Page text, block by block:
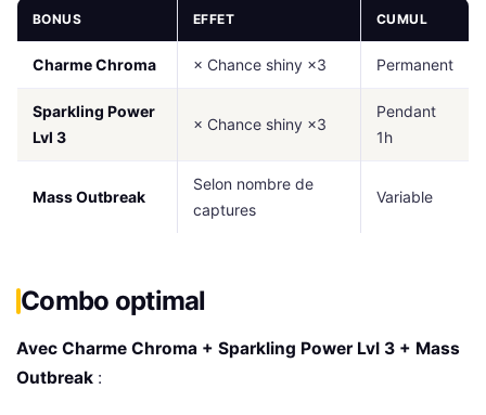
BONUS EFFET CUMUL
Charme Chroma × Chance shiny ×3 Permanent
Sparkling Power
Lvl 3
× Chance shiny ×3
Pendant
1h
Mass Outbreak
Selon nombre de
captures
Variable
Combo optimal
Avec Charme Chroma + Sparkling Power Lvl 3 + Mass
Outbreak :